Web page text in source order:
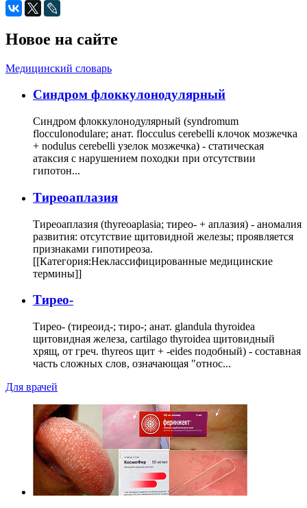
Новое на сайте
Медицинский словарь
Cиндром флоккулонодулярный
Синдром флоккулонодулярный (syndromum
flocculonodulare; анат. flocculus cerebelli клочок мозжечка
+ nodulus cerebelli узелок мозжечка) - статическая
атаксия с нарушением походки при отсутствии
гипотон...
Тиреоаплазия
Тиреоаплазия (thyreoaplasia; тирео- + аплазия) - аномалия
развития: отсутствие щитовидной железы; проявляется
признаками гипотиреоза.
[[Категория:Неклассифицированные медицинские
термины]]
Тирео-
Тирео- (тиреоид-; тиро-; анат. glandula thyroidea
щитовидная железа, cartilago thyroidea щитовидный
хрящ, от греч. thyreos щит + -eides подобный) - составная
часть сложных слов, означающая "относ...
Для врачей